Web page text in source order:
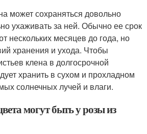
может сохраняться довольно
ухаживать за ней. Обычно ее срок
нескольких месяцев до года, но
хранения и ухода. Чтобы
клена в долгосрочной
хранить в сухом и прохладном
солнечных лучей и влаги.
могут быть у розы из